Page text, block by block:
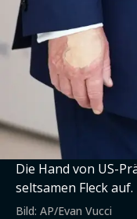
Die Hand von US-
seltsamen Fleck auf.
Bild: AP/Evan Vucci